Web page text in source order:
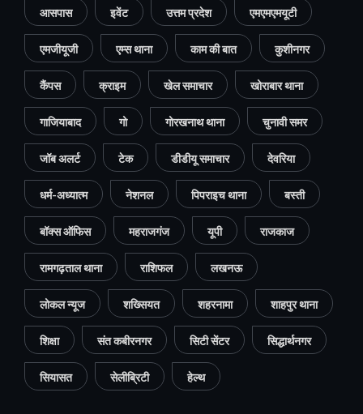
आसपास इवेंट उत्तम प्रदेश एमएमएमयूटी
एमजीयूजी एम्स थाना काम की बात कुशीनगर
कैंपस क्राइम खेल समाचार खोराबार थाना
गाजियाबाद गो गोरखनाथ थाना चुनावी समर
जॉब अलर्ट टेक डीडीयू समाचार देवरिया
धर्म-अध्यात्म नेशनल पिपराइच थाना बस्ती
बॉक्स ऑफिस महराजगंज यूपी राजकाज
रामगढ़ताल थाना राशिफल लखनऊ
लोकल न्यूज शख्सियत शहरनामा शाहपुर थाना
शिक्षा संत कबीरनगर सिटी सेंटर सिद्धार्थनगर
सियासत सेलीब्रिटी हेल्थ